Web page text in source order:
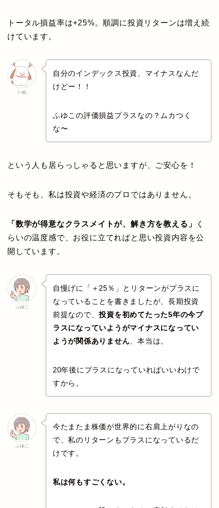
トータル損益率は+25%。順調に投資リターンは増え続
けています。
いぬ
自分のインデックス投資、マイナスなんだ
けどー！！
ふゆこの評価損益プラスなの？ムカつく
な〜
という人も居らっしゃると思いますが、ご安心を！
そもそも、私は投資や経済のプロではありません。
「数学が得意なクラスメイトが、解き方を教える」
く
らいの温度感で、お役に立てればと思い投資内容を公
開しています。
ふゆこ
自慢げに「＋25％」とリターンがプラスに
なっていることを書きましたが、長期投資
前提なので、投資を初めてたった5年の今プ
ラスになっていようがマイナスになってい
ようが関係ありません 、本当は。
20年後にプラスになっていればいいわけで
すから。
ふゆこ
今たまたま株価が世界的に右肩上がりなの
で、私のリターンもプラスになっているだ
けです。
私は何もすごくない。